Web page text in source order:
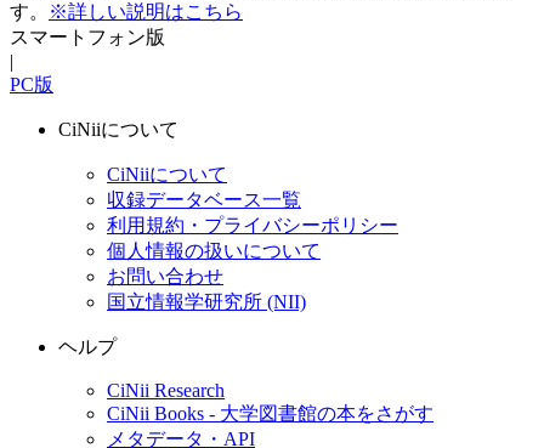
す。
※詳しい説明はこちら
スマートフォン版
|
PC版
CiNiiについて
CiNiiについて
収録データベース一覧
利用規約・プライバシーポリシー
個人情報の扱いについて
お問い合わせ
国立情報学研究所 (NII)
ヘルプ
CiNii Research
CiNii Books - 大学図書館の本をさがす
メタデータ・API